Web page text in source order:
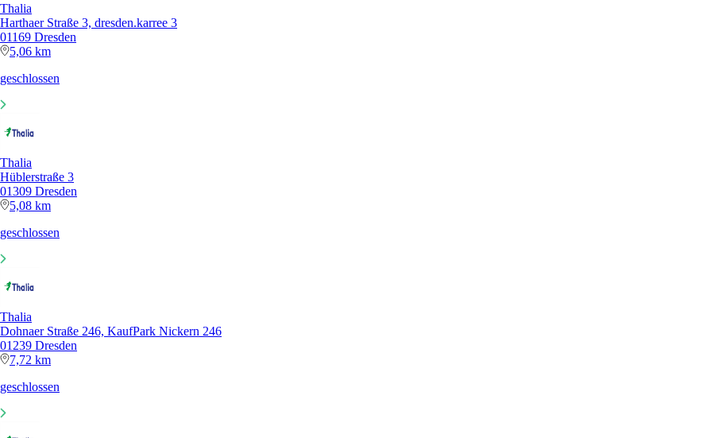
Thalia
Harthaer Straße 3, dresden.karree 3
01169 Dresden
5,06 km
geschlossen
Thalia
Hüblerstraße 3
01309 Dresden
5,08 km
geschlossen
Thalia
Dohnaer Straße 246, KaufPark Nickern 246
01239 Dresden
7,72 km
geschlossen